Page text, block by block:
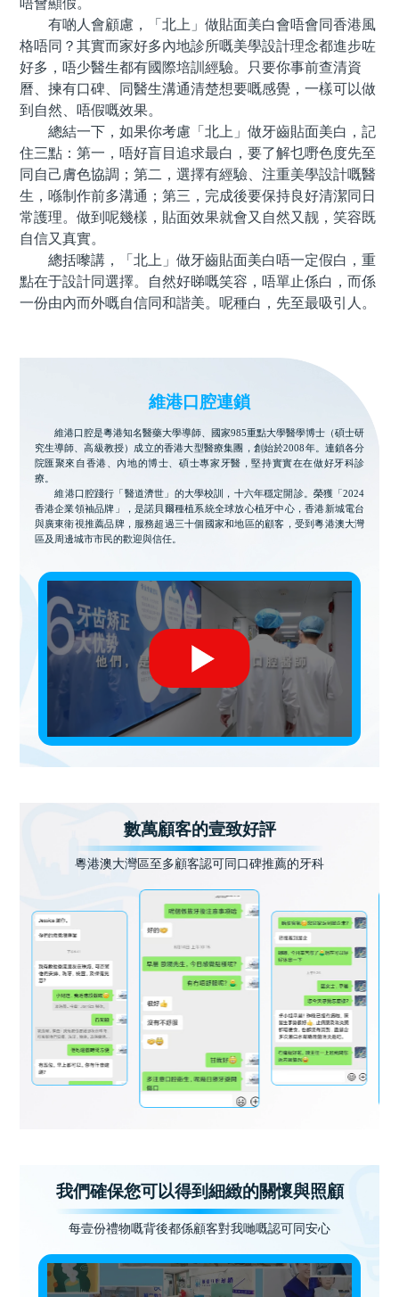
唔會顯假。
有啲人會顧慮，「北上」做貼面美白會唔會同香港風
格唔同？其實而家好多內地診所嘅美學設計理念都進步咗
好多，唔少醫生都有國際培訓經驗。只要你事前查清資
曆、揀有口碑、同醫生溝通清楚想要嘅感覺，一樣可以做
到自然、唔假嘅效果。
總結一下，如果你考慮「北上」做牙齒貼面美白，記
住三點：第一，唔好盲目追求最白，要了解乜嘢色度先至
同自己膚色協調；第二，選擇有經驗、注重美學設計嘅醫
生，喺制作前多溝通；第三，完成後要保持良好清潔同日
常護理。做到呢幾樣，貼面效果就會又自然又靓，笑容既
自信又真實。
總括嚟講，「北上」做牙齒貼面美白唔一定假白，重
點在于設計同選擇。自然好睇嘅笑容，唔單止係白，而係
一份由內而外嘅自信同和諧美。呢種白，先至最吸引人。
維港口腔連鎖
維港口腔是粵港知名醫藥大學導師、國家985重點大學醫學博士（碩士研
究生導師、高級教授）成立的香港大型醫療集團，創始於2008年。連鎖各分
院匯聚來自香港、內地的博士、碩士專家牙醫，堅持實實在在做好牙科診
療。
維港口腔踐行「醫道濟世」的大學校訓，十六年穩定開診。榮獲「2024
香港企業領袖品牌」，是諾貝爾種植系統全球放心植牙中心，香港新城電台
與廣東衛視推薦品牌，服務超過三十個國家和地區的顧客，受到粵港澳大灣
區及周邊城市市民的歡迎與信任。
數萬顧客的壹致好評
粵港澳大灣區至多顧客認可同口碑推薦的牙科
我們確保您可以得到細緻的關懷與照顧
每壹份禮物嘅背後都係顧客對我哋嘅認可同安心